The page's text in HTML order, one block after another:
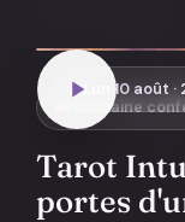
Prochaine
Tarot
portes
Lun 10 août